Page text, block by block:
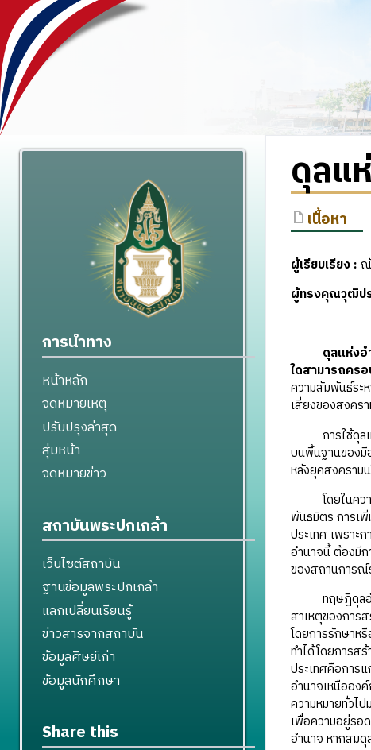
ดุลแ
เนื้อหา
ผู้เรียบเรียง : ณั
ผู้ทรงคุณวุฒิป
ดุลแห่งอ
ใดสามารถคร
ความสัมพันธ์ระ
เสี่ยงของสงคร
การใช้ดุลแห่
บนพื้นฐานของมี
หลังยุคสงคราม
โดยในความ
พันธมิตร การเ
ประเทศ เพราะ
อำนาจนี้ ต้องมี
ของสถานการณ์
ทฤษฎีดุลอำน
สาเหตุของการ
โดยการรักษาห
ทำได้โดยการส
ประเทศคือการ
อำนาจเหนืออง
ความหมายทั่วไ
เพื่อความอยู่รอ
อำนาจ หากสมดุ
การนำทาง
หน้าหลัก
จดหมายเหตุ
ปรับปรุงล่าสุด
สุ่มหน้า
จดหมายข่าว
สถาบันพระปกเกล้า
เว็บไซต์สถาบัน
ฐานข้อมูลพระปกเกล้า
แลกเปลี่ยนเรียนรู้
ข่าวสารจากสถาบัน
ข้อมูลศิษย์เก่า
ข้อมูลนักศึกษา
Share this